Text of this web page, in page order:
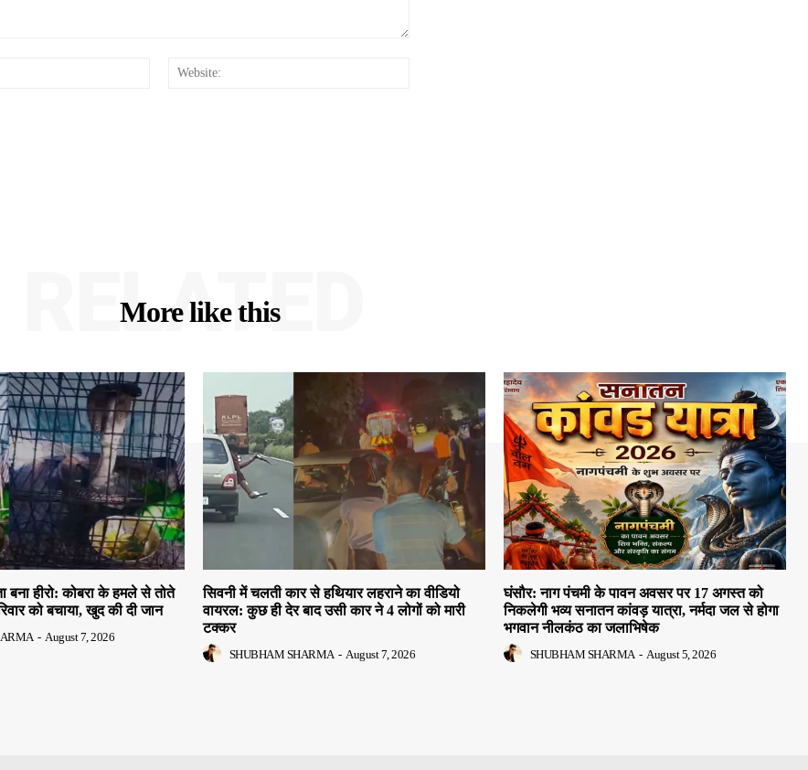
Email:*
More like this
RELATED
बना हीरो: कोबरा के हमले से तोते
को बचाया, खुद की दी जान
- August 7, 2026
सिवनी में चलती कार से हथियार लहराने का वीडियो
वायरल: कुछ ही देर बाद उसी कार ने 4 लोगों को मारी
टक्कर
SHUBHAM SHARMA - August 7, 2026
घंसौर: नाग पंचमी के पावन अवसर पर 17 अगस्त को
निकलेगी भव्य सनातन कांवड़ यात्रा, नर्मदा जल से होगा
भगवान नीलकंठ का जलाभिषेक
SHUBHAM SHARMA - August 5, 2026